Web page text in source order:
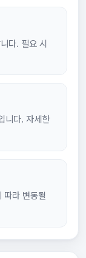
다. 필요 시
니다. 자세한
라 변동될